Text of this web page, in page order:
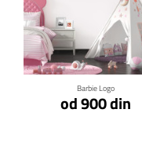
Barbie Logo
od 900 din
Klikni za detalje